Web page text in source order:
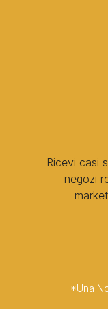
Ricevi casi
negozi
*Una